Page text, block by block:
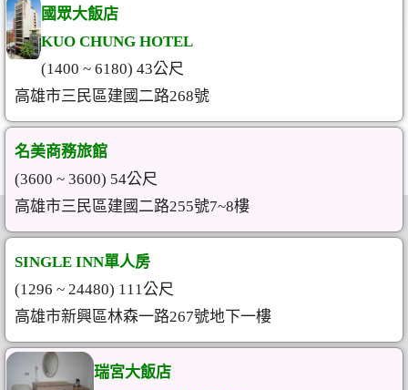
國眾大飯店
KUO CHUNG HOTEL
(1400 ~ 6180) 43公尺
高雄市三民區建國二路268號
名美商務旅館
(3600 ~ 3600) 54公尺
高雄市三民區建國二路255號7~8樓
SINGLE INN單人房
(1296 ~ 24480) 111公尺
高雄市新興區林森一路267號地下一樓
瑞宮大飯店